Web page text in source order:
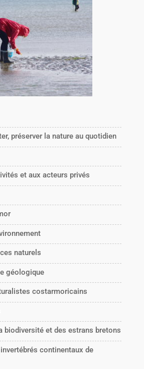
préserver la nature au quotidien
et aux acteurs privés
naturels
géologique
costarmoricains
biodiversité et des estrans bretons
continentaux de